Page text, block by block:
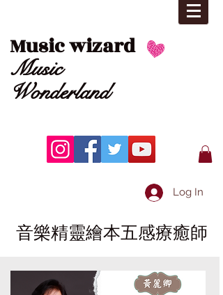
Music wizard
Music
Wonderland
Log In
音樂精靈繪本五感療癒師